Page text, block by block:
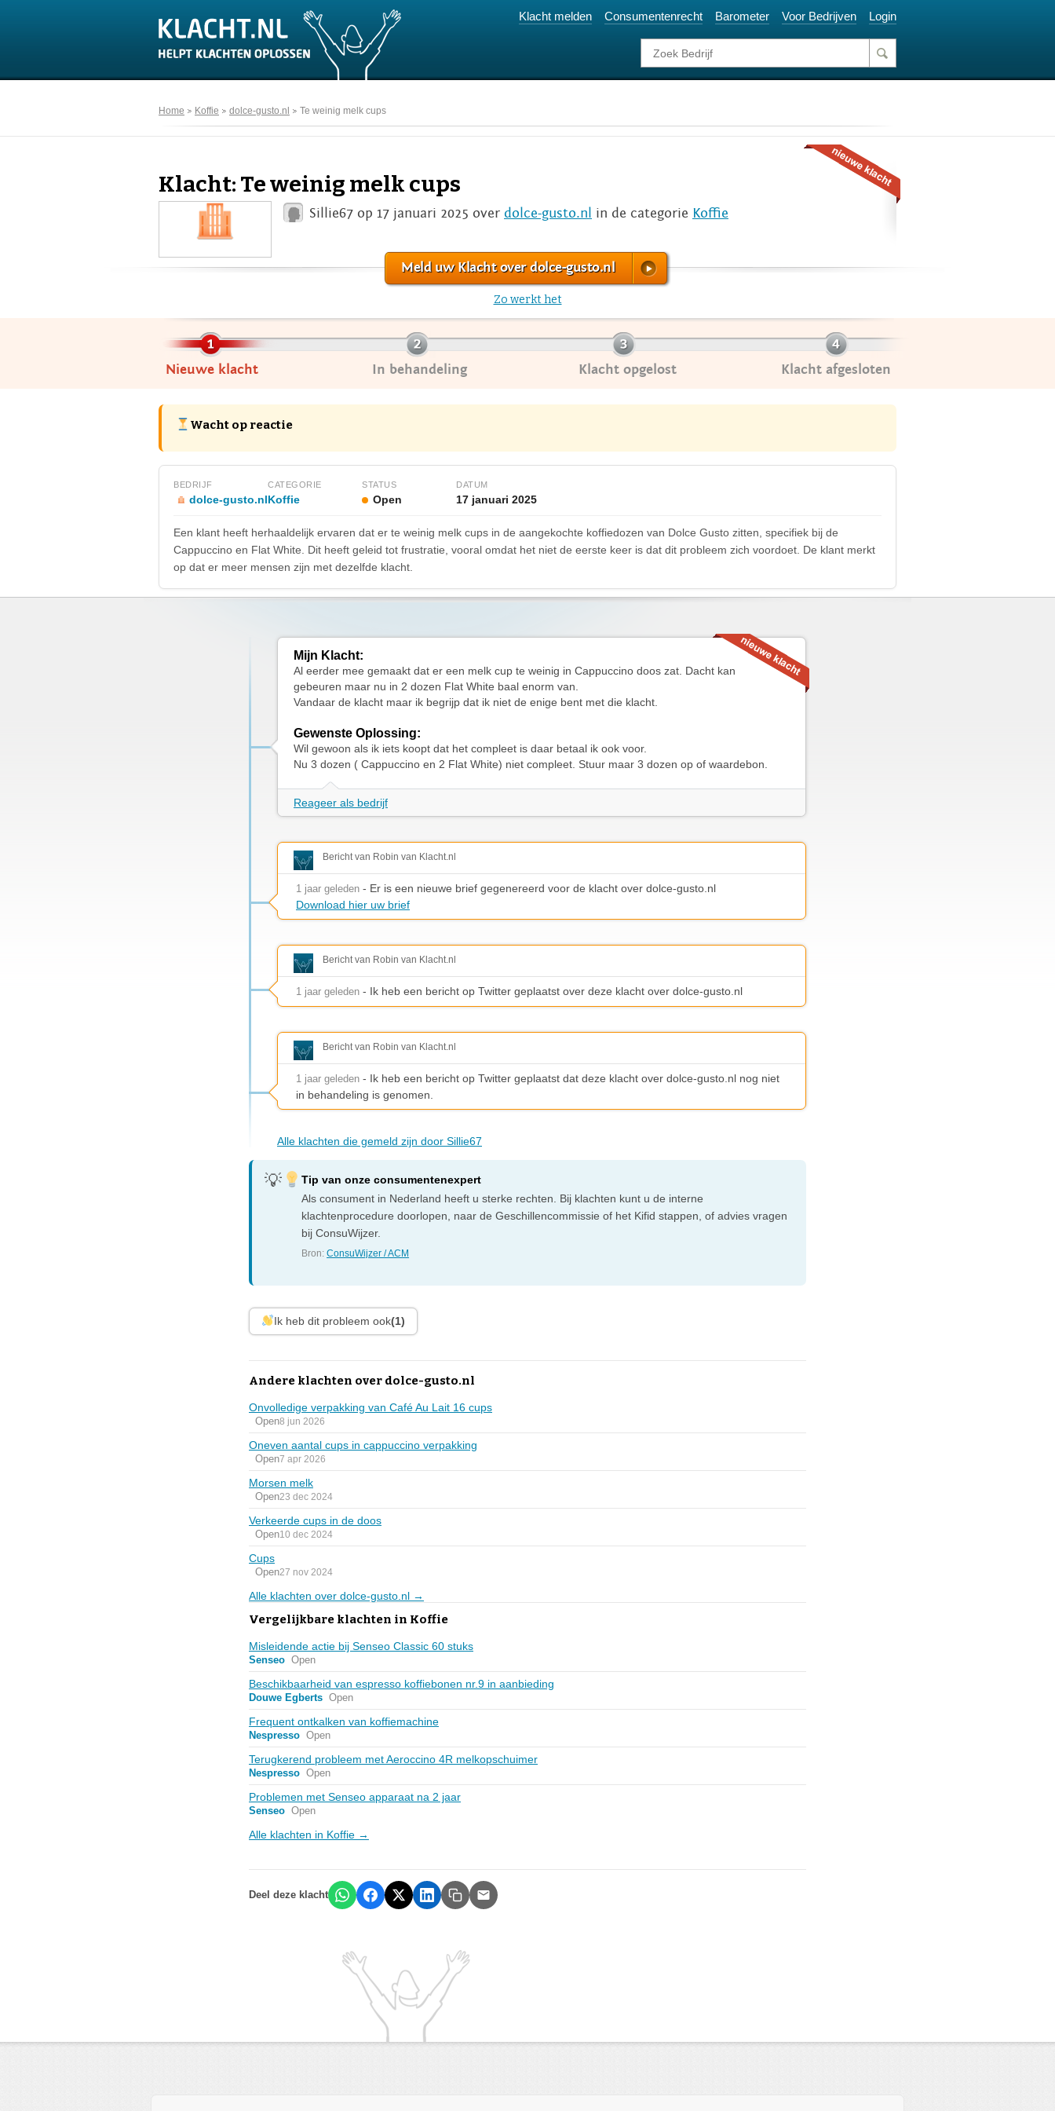
Klacht melden Consumentenrecht Barometer Voor Bedrijven Login
Home Koffie dolce-gusto.nl Te weinig melk cups
Klacht: Te weinig melk cups
Sillie67 op 17 januari 2025 over dolce-gusto.nl in de categorie Koffie
Meld uw Klacht over dolce-gusto.nl
Zo werkt het
Nieuwe klacht In behandeling Klacht opgelost Klacht afgesloten
Wacht op reactie
BEDRIJF
dolce-gusto.nl
CATEGORIE
Koffie
STATUS
Open
DATUM
17 januari 2025
Een klant heeft herhaaldelijk ervaren dat er te weinig melk cups in de aangekochte koffiedozen van Dolce Gusto zitten, specifiek bij de
Cappuccino en Flat White. Dit heeft geleid tot frustratie, vooral omdat het niet de eerste keer is dat dit probleem zich voordoet. De klant merkt
op dat er meer mensen zijn met dezelfde klacht.
Mijn Klacht:
Al eerder mee gemaakt dat er een melk cup te weinig in Cappuccino doos zat. Dacht kan
gebeuren maar nu in 2 dozen Flat White baal enorm van.
Vandaar de klacht maar ik begrijp dat ik niet de enige bent met die klacht.
Gewenste Oplossing:
Wil gewoon als ik iets koopt dat het compleet is daar betaal ik ook voor.
Nu 3 dozen ( Cappuccino en 2 Flat White) niet compleet. Stuur maar 3 dozen op of waardebon.
Reageer als bedrijf
Bericht van Robin van Klacht.nl
1 jaar geleden - Er is een nieuwe brief gegenereerd voor de klacht over dolce-gusto.nl
Download hier uw brief
Bericht van Robin van Klacht.nl
1 jaar geleden - Ik heb een bericht op Twitter geplaatst over deze klacht over dolce-gusto.nl
Bericht van Robin van Klacht.nl
1 jaar geleden - Ik heb een bericht op Twitter geplaatst dat deze klacht over dolce-gusto.nl nog niet
in behandeling is genomen.
Alle klachten die gemeld zijn door Sillie67
Tip van onze consumentenexpert
Als consument in Nederland heeft u sterke rechten. Bij klachten kunt u de interne
klachtenprocedure doorlopen, naar de Geschillencommissie of het Kifid stappen, of advies vragen
bij ConsuWijzer.
Bron:ConsuWijzer / ACM
Ik heb dit probleem ook(1)
Andere klachten over dolce-gusto.nl
Onvolledige verpakking van Café Au Lait 16 cups
Open8 jun 2026
Oneven aantal cups in cappuccino verpakking
Open7 apr 2026
Morsen melk
Open23 dec 2024
Verkeerde cups in de doos
Open10 dec 2024
Cups
Open27 nov 2024
Alle klachten over dolce-gusto.nl →
Vergelijkbare klachten in Koffie
Misleidende actie bij Senseo Classic 60 stuks
Senseo Open
Beschikbaarheid van espresso koffiebonen nr.9 in aanbieding
Douwe Egberts Open
Frequent ontkalken van koffiemachine
Nespresso Open
Terugkerend probleem met Aeroccino 4R melkopschuimer
Nespresso Open
Problemen met Senseo apparaat na 2 jaar
Senseo Open
Alle klachten in Koffie →
Deel deze klacht